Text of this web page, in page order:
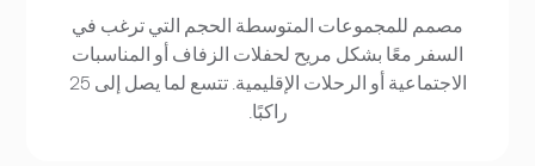
مصمم للمجموعات المتوسطة الحجم التي ترغب في
السفر معًا بشكل مريح لحفلات الزفاف أو المناسبات
الاجتماعية أو الرحلات الإقليمية. تتسع لما يصل إلى 25
راكبًا.